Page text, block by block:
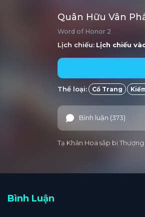
Quân Hữu Vân
Word of Honor 2
Lịch chiếu: Lịch chiếu
Thể loại: Cổ Trang
Bình luận (373)
Tạ Khán Hoa sắp bị
Bình Luận